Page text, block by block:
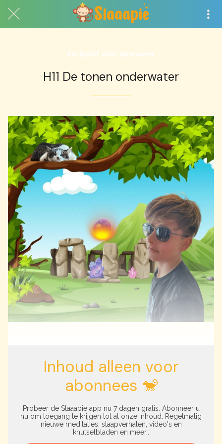
Exclusief voor abonnees
H11 De tonen onderwater
Inhoud alleen voor
abonnees 🐒
Probeer de Slaaapie app nu 7 dagen gratis. Abonneer u
nu om toegang te krijgen tot al onze inhoud. Regelmatig
nieuwe meditaties, slaapverhalen, video's en
knutselbladen en meer..